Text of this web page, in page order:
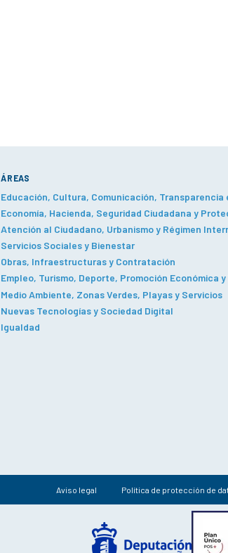
ÁREAS
Educación, Cultura, Comunicación, Transparencia
Economía, Hacienda, Seguridad Ciudadana y
Atención al Ciudadano, Urbanismo y Régimen
Servicios Sociales y Bienestar
Obras, Infraestructuras y Contratación
Empleo, Turismo, Deporte, Promoción Económica
Medio Ambiente, Zonas Verdes, Playas y Servicios
Nuevas Tecnologías y Sociedad Digital
Igualdad
Aviso legal Política de protección de